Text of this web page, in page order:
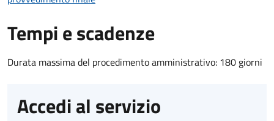
Tempi e scadenze
Durata massima del procedimento amministrativo: 180 giorni
Accedi al servizio